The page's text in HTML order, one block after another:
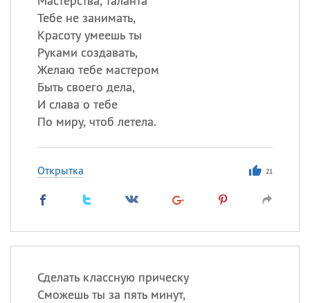
Тебе не занимать,
Красоту умеешь ты
Руками создавать,
Желаю тебе мастером
Быть своего дела,
И слава о тебе
По миру, чтоб летела.
Открытка 21
Сделать классную прическу
Сможешь ты за пять минут,